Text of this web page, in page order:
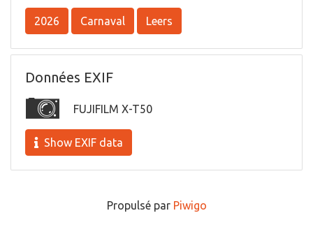
2026 Carnaval Leers
Données EXIF
FUJIFILM X-T50
Show EXIF data
Propulsé par Piwigo